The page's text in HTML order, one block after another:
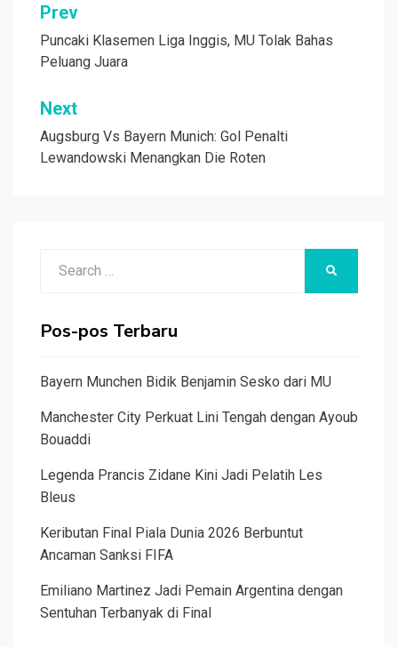
Navigasi
pos
Prev
Puncaki Klasemen Liga Inggis, MU Tolak Bahas
Peluang Juara
Next
Augsburg Vs Bayern Munich: Gol Penalti
Lewandowski Menangkan Die Roten
Pos-pos Terbaru
Bayern Munchen Bidik Benjamin Sesko dari MU
Manchester City Perkuat Lini Tengah dengan Ayoub
Bouaddi
Legenda Prancis Zidane Kini Jadi Pelatih Les
Bleus
Keributan Final Piala Dunia 2026 Berbuntut
Ancaman Sanksi FIFA
Emiliano Martinez Jadi Pemain Argentina dengan
Sentuhan Terbanyak di Final